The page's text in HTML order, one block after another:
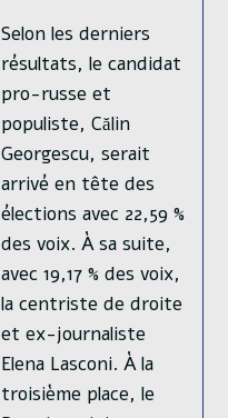
Selon les derniers
résultats, le candidat
pro-russe et
populiste, Călin
Georgescu, serait
arrivé en tête des
élections avec 22,59 %
des voix. À sa suite,
avec 19,17 % des voix,
la centriste de droite
et ex-journaliste
Elena Lasconi. À la
troisième place, le